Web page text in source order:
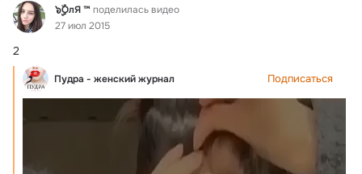
Фид ๖ۣۣۜOлЯ ™ поделилась видео
27 июл 2015
2
Пудра - женский журнал Подписаться